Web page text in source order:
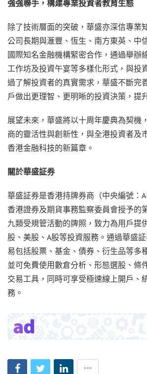
強強聯手，構建專業投資者教育生態
除了技術層面的突破，華盛亦深信專業
公司長期與滙豐、恆生、南方東英、中
國際知名金融機構緊密合作，通過舉辦
工作坊及投資午宴等多樣化形式，與投
過了解投資者的真實需求，華盛不斷完
戶做出更理智、更明晰的投資決策，提
展望未來，華盛將以十周年慶典為契機
商的靈活性與創新性，與全港投資者及
香港金融科技的新篇章。
關於華盛証券
華盛証券是香港持牌券商（中央編號：
香港證券及期貨事務監察委員會授予的
九類受規管活動的牌照，致力為用戶提
股、美股、A股等投資服務。通過華盛
易包括股票、基金、債券、衍生品等多
並可免費使用數倉分析、形態選股、條
交易工具，同時可享受極速線上開戶、
務。